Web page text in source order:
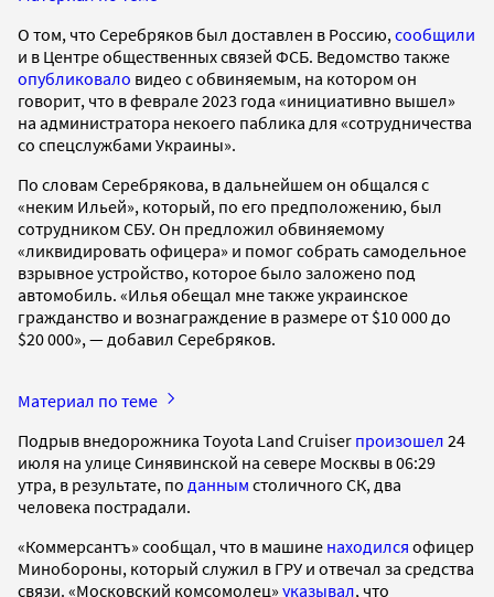
О том, что Серебряков был доставлен в Россию, сообщили
и в Центре общественных связей ФСБ. Ведомство также
опубликовало видео с обвиняемым, на котором он
говорит, что в феврале 2023 года «инициативно вышел»
на администратора некоего паблика для «сотрудничества
со спецслужбами Украины».
По словам Серебрякова, в дальнейшем он общался с
«неким Ильей», который, по его предположению, был
сотрудником СБУ. Он предложил обвиняемому
«ликвидировать офицера» и помог собрать самодельное
взрывное устройство, которое было заложено под
автомобиль. «Илья обещал мне также украинское
гражданство и вознаграждение в размере от $10 000 до
$20 000», — добавил Серебряков.
Материал по теме
Подрыв внедорожника Toyota Land Cruiser произошел 24
июля на улице Синявинской на севере Москвы в 06:29
утра, в результате, по данным столичного СК, два
человека пострадали.
«Коммерсантъ» сообщал, что в машине находился офицер
Минобороны, который служил в ГРУ и отвечал за средства
связи. «Московский комсомолец» указывал, что